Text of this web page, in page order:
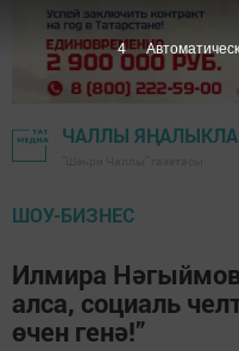
ЧАЛЛЫ
ШОУ-БИЗНЕС
Илмира
алса, социаль
өчен генә!”
3